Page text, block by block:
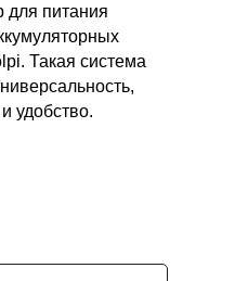
для питания
Такая система
удобство.